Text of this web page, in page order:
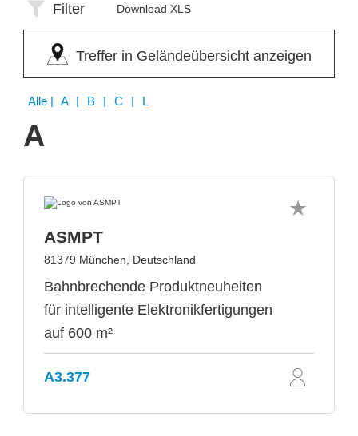
Filter Download XLS
Treffer in Geländeübersicht anzeigen
Alle | A | B | C | L
A
ASMPT
81379 München, Deutschland
Bahnbrechende Produktneuheiten
für intelligente Elektronikfertigungen
auf 600 m²
A3.377